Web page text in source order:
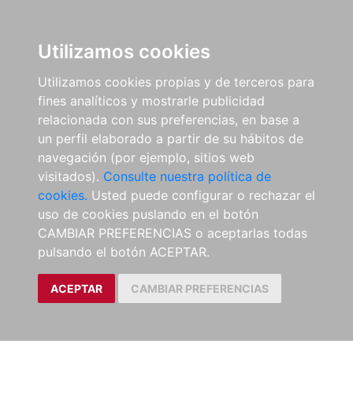
Utilizamos cookies
Utilizamos cookies propias y de terceros para
fines analíticos y mostrarle publicidad
relacionada con sus preferencias, en base a
un perfil elaborado a partir de su hábitos de
navegación (por ejemplo, sitios web
visitados). Consulte nuestra política de
cookies. Usted puede configurar o rechazar el
uso de cookies puslando en el botón
CAMBIAR PREFERENCIAS o aceptarlas todas
pulsando el botón ACEPTAR.
ACEPTAR CAMBIAR PREFERENCIAS